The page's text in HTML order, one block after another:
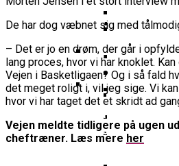
Her Er Den
Trup,
Kampen
Bakken
Europa
Exit
Bakken
En God
Champions
Er At
Dansk
Mere
Venter:
Spansk
ALBA
Basketball
Wembanyamas
Der Er Mange
Danmarks
Ny Landstræner
Tyskland
Første
Canada
Vanvittigt
Udtaget Til
Bruttotrup
Breaking:
Spændende
Europe
Fra Drøm Til
Basketball Klub
Basketligaen
De har dog væbnet sig med
– Det er jo en drøm, der går i
lang proces, hvor vi har knoklet.
Vejen i Basketligaen? Og i så fald
det meget roligt i, vil jeg sige. Vi
hvor vi har taget det et skridt ad
Vejen meldte tidligere på ugen
cheftræner. Læs mere her